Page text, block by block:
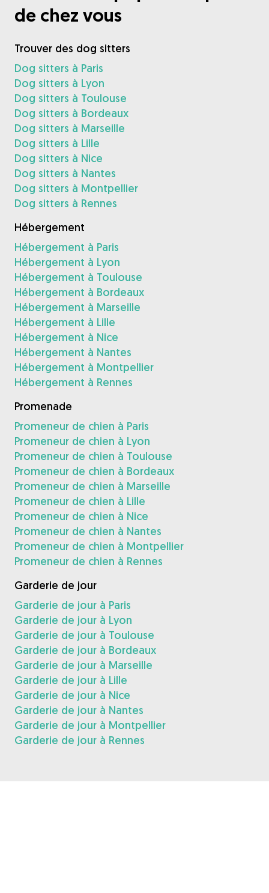
de chez vous
Trouver des dog sitters
Dog sitters à Paris
Dog sitters à Lyon
Dog sitters à Toulouse
Dog sitters à Bordeaux
Dog sitters à Marseille
Dog sitters à Lille
Dog sitters à Nice
Dog sitters à Nantes
Dog sitters à Montpellier
Dog sitters à Rennes
Hébergement
Hébergement à Paris
Hébergement à Lyon
Hébergement à Toulouse
Hébergement à Bordeaux
Hébergement à Marseille
Hébergement à Lille
Hébergement à Nice
Hébergement à Nantes
Hébergement à Montpellier
Hébergement à Rennes
Promenade
Promeneur de chien à Paris
Promeneur de chien à Lyon
Promeneur de chien à Toulouse
Promeneur de chien à Bordeaux
Promeneur de chien à Marseille
Promeneur de chien à Lille
Promeneur de chien à Nice
Promeneur de chien à Nantes
Promeneur de chien à Montpellier
Promeneur de chien à Rennes
Garderie de jour
Garderie de jour à Paris
Garderie de jour à Lyon
Garderie de jour à Toulouse
Garderie de jour à Bordeaux
Garderie de jour à Marseille
Garderie de jour à Lille
Garderie de jour à Nice
Garderie de jour à Nantes
Garderie de jour à Montpellier
Garderie de jour à Rennes